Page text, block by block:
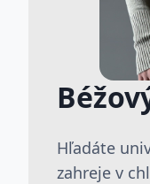
Hľadáte
zahreje v